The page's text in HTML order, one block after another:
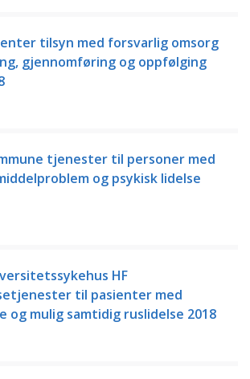
tilsyn med forsvarlig omsorg
gjennomføring og oppfølging
tjenester til personer med
og psykisk lidelse
HF
til pasienter med
og mulig samtidig ruslidelse 2018